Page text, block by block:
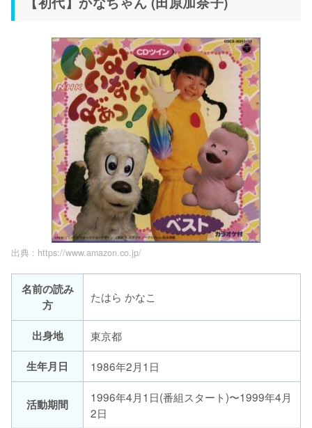
出典 : https://www.amazon.co.jp/
名前の読み
方
たはら かなこ
出身地
東京都
生年月日
1986年2月1日
活動期間
1996年4月1日(番組スタート)〜1999年4月
2日